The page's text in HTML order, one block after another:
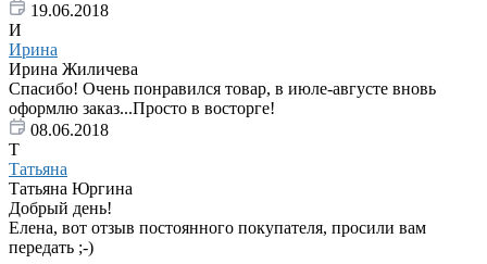
19.06.2018
И
Ирина
Ирина Жиличева
Спасибо! Очень понравился товар, в июле-августе вновь
оформлю заказ...Просто в восторге!
08.06.2018
Т
Татьяна
Татьяна Юргина
Добрый день!
Елена, вот отзыв постоянного покупателя, просили вам
передать ;-)